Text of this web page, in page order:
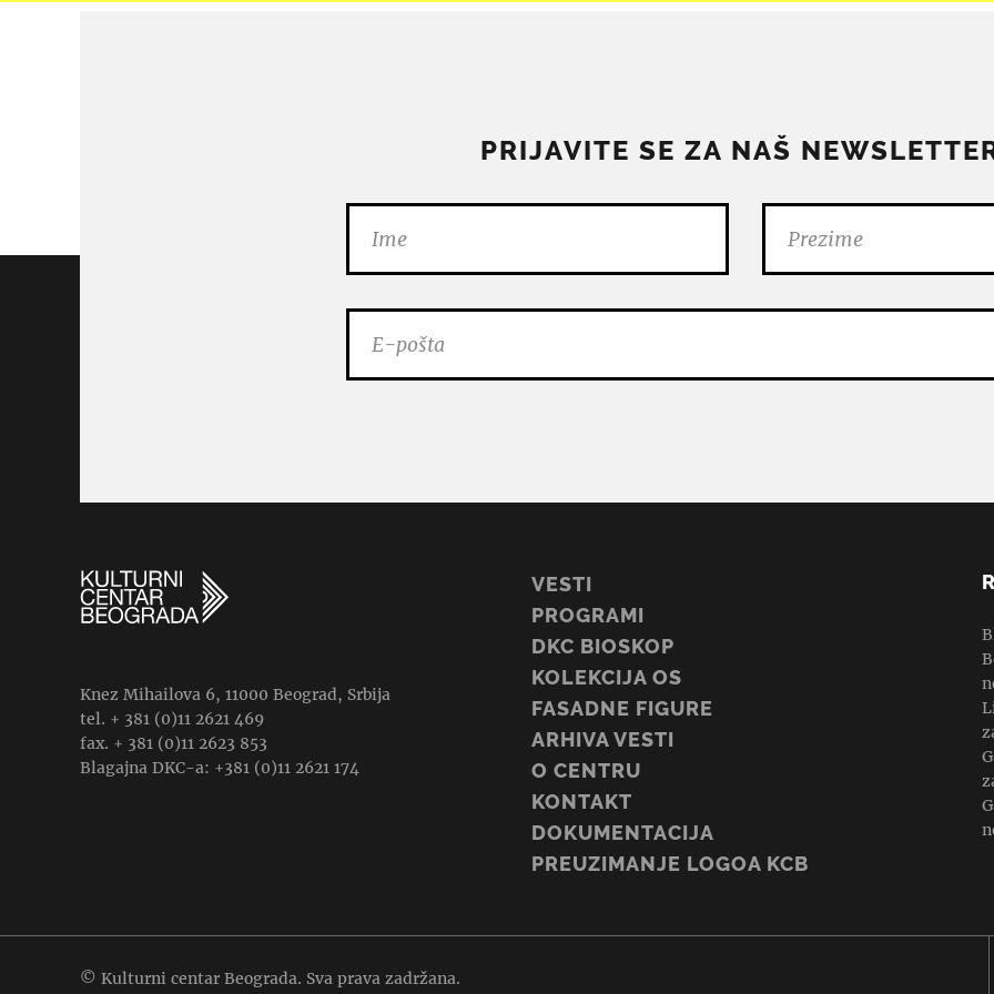
PRIJAVITE SE ZA NAŠ
Knez Mihailova 6, 11000 Beograd, Srbija
tel. + 381 (0)11 2621 469
fax. + 381 (0)11 2623 853
Blagajna DKC-a: +381 (0)11 2621 174
VESTI
PROGRAMI
DKC BIOSKOP
KOLEKCIJA OS
FASADNE FIGURE
ARHIVA VESTI
O CENTRU
KONTAKT
DOKUMENTACIJA
PREUZIMANJE LOGOA KCB
© Kulturni centar Beograda. Sva prava zadržana.